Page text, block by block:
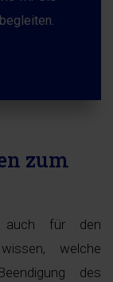
zum
auch für den
welche
des